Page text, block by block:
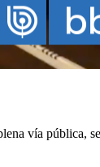
vía pública,